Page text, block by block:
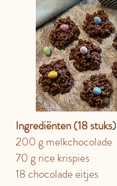
Ingrediënten (18 stuks)
200 g melkchocolade
70 g rice krispies
18 chocolade eitjes